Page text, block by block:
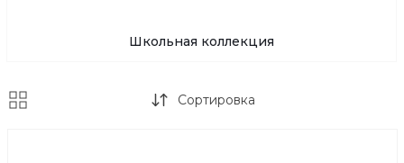
Школьная коллекция
Сортировка